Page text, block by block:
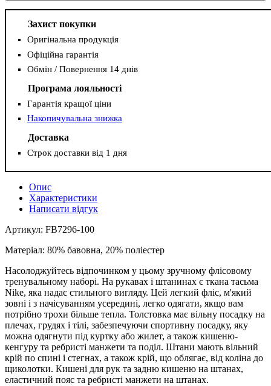
Захист покупки
Оригінальна продукція
Офіційна гарантія
Обмін / Повернення 14 днів
Програма лояльності
Гарантія кращої ціни
Накопичувальна знижка
Доставка
Строк доставки від 1 дня
Опис
Характеристики
Написати відгук
Артикул: FB7296-100
Матеріал: 80% бавовна, 20% поліестер
Насолоджуйтесь відпочинком у цьому зручному флісовому
тренувальному наборі. На рукавах і штанинах є ткана тасьма
Nike, яка надає стильного вигляду. Цей легкий фліс, м'який
зовні і з начісуванням усередині, легко одягати, якщо вам
потрібно трохи більше тепла. Толстовка має вільну посадку на
плечах, грудях і тілі, забезпечуючи спортивну посадку, яку
можна одягнути під куртку або жилет, а також кишеню-
кенгуру та ребристі манжети та поділ. Штани мають вільний
крій по спині і стегнах, а також крій, що облягає, від коліна до
щиколотки. Кишені для рук та задню кишеню на штанах,
еластичний пояс та ребристі манжети на штанах.